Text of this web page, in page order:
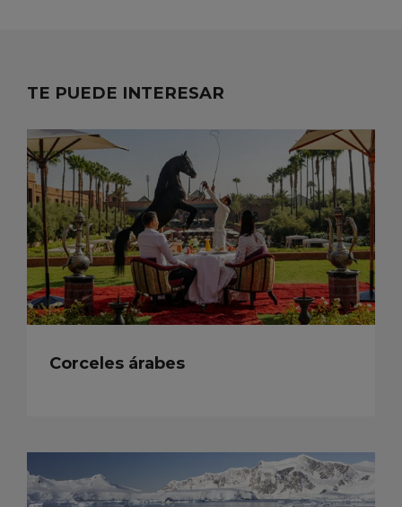
TE PUEDE INTERESAR
Corceles árabes